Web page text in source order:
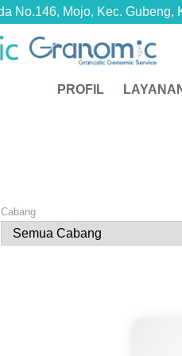
No.146, Mojo, Kec. Gubeng,
PROFIL
Cabang